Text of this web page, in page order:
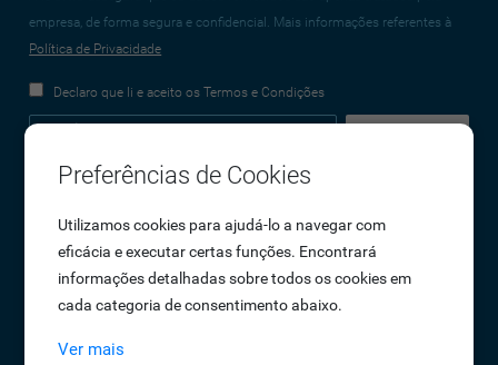
empresa, de forma segura e confidencial. Mais informações referentes à
Política de Privacidade
Declaro que li e aceito os Termos e Condições
Empresa
Sobre Nós
Oportunidades de Emprego
Termos e Condições
Política de Privacidade
Preferências de Cookies
Utilizamos cookies para ajudá-lo a navegar com
eficácia e executar certas funções. Encontrará
informações detalhadas sobre todos os cookies em
cada categoria de consentimento abaixo.
Ver mais